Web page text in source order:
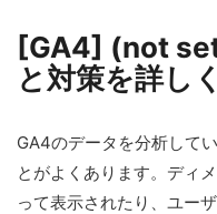
[GA4] (not
と対策を詳し
GA4のデータを分析して
とがよくあります。ディ
って表示されたり、ユー